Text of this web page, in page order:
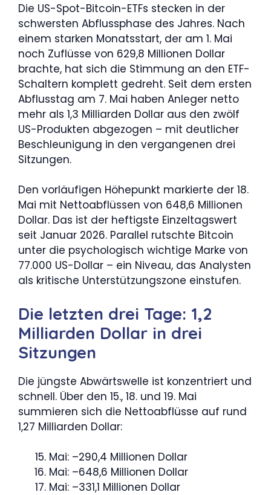
Die US-Spot-Bitcoin-ETFs stecken in der
schwersten Abflussphase des Jahres. Nach
einem starken Monatsstart, der am 1. Mai
noch Zuflüsse von 629,8 Millionen Dollar
brachte, hat sich die Stimmung an den ETF-
Schaltern komplett gedreht. Seit dem ersten
Abflusstag am 7. Mai haben Anleger netto
mehr als 1,3 Milliarden Dollar aus den zwölf
US-Produkten abgezogen – mit deutlicher
Beschleunigung in den vergangenen drei
Sitzungen.
Den vorläufigen Höhepunkt markierte der 18.
Mai mit Nettoabflüssen von 648,6 Millionen
Dollar. Das ist der heftigste Einzeltagswert
seit Januar 2026. Parallel rutschte Bitcoin
unter die psychologisch wichtige Marke von
77.000 US-Dollar – ein Niveau, das Analysten
als kritische Unterstützungszone einstufen.
Die letzten drei Tage: 1,2
Milliarden Dollar in drei
Sitzungen
Die jüngste Abwärtswelle ist konzentriert und
schnell. Über den 15., 18. und 19. Mai
summieren sich die Nettoabflüsse auf rund
1,27 Milliarden Dollar:
Mai: –290,4 Millionen Dollar
Mai: –648,6 Millionen Dollar
Mai: –331,1 Millionen Dollar